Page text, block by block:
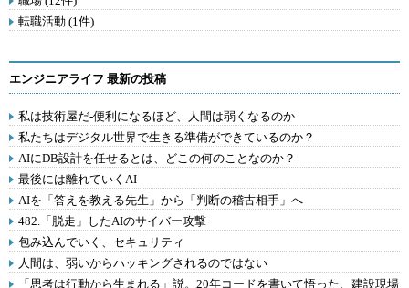
転職活動 (1件)
エンジニアライフ 最新の投稿
私は技術屋だ-便利になるほど、人間は弱くなるのか
私たちはデジタル世界で生きる準備ができているのか？
AIにDB設計を任せるとは、どこの何のことなのか？
最後には離れていくAI
AIを「答えを教える先生」から「判断の稽古相手」へ
482.「脱走」したAIのサイバー攻撃
包み込んでいく、セキュリティ
人間は、弱いからハッキングされるのではない
「思考は行動から生まれる」説。20年コードを書いて悟った、建設現場